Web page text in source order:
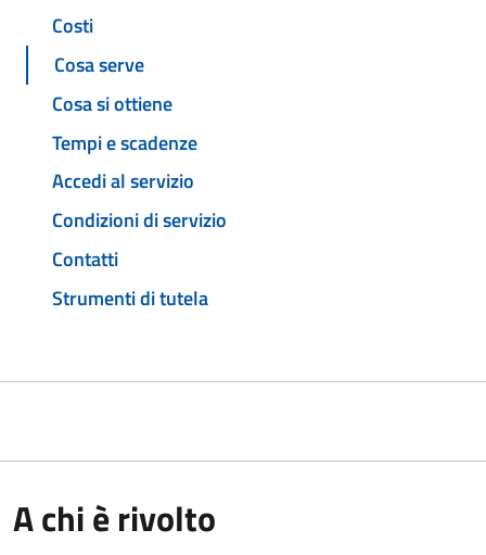
Costi
Cosa serve
Cosa si ottiene
Tempi e scadenze
Accedi al servizio
Condizioni di servizio
Contatti
Strumenti di tutela
A chi è rivolto